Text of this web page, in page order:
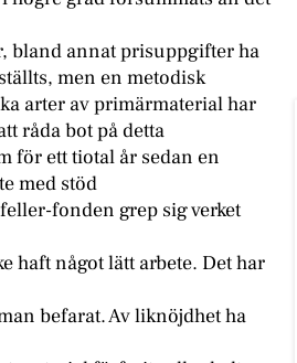
bland annat prisuppgifter ha
men en metodisk
arter av primärmaterial har
råda bot på detta
för ett tiotal år sedan en
med stöd
fonden grep sig verket
haft något lätt arbete. Det har
befarat. Av liknöjdhet ha